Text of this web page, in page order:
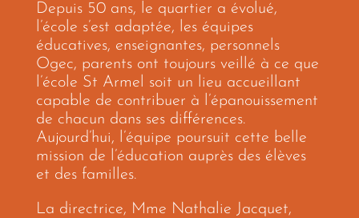
Depuis 50 ans, le quartier a évolué,
l’école s’est adaptée, les équipes
éducatives, enseignantes, personnels
Ogec, parents ont toujours veillé à ce que
l’école St Armel soit un lieu accueillant
capable de contribuer à l’épanouissement
de chacun dans ses différences.
Aujourd’hui, l’équipe poursuit cette belle
mission de l’éducation auprès des élèves
et des familles.
La directrice, Mme Nathalie Jacquet,